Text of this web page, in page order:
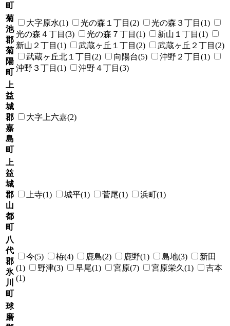
町
菊
池
郡
菊
陽
町
大字原水(1) 光の森１丁目(2)
光の森３丁目(1)
光の森４丁目(3)
光の森７丁目(1)
新山１丁目(1)
新山２丁目(1)
武蔵ヶ丘１丁目(2)
武蔵ヶ丘２丁目(2)
武蔵ヶ丘北１丁目(2)
向陽台(5)
沖野２丁目(1)
沖野３丁目(1)
沖野４丁目(3)
上
益
城
郡
嘉
島
町
大字上六嘉(2)
上
益
城
郡
山
都
町
上寺(1) 城平(1) 菅尾(1) 浜町(1)
八
代
郡
氷
川
町
今(5) 栫(4) 鹿島(2) 鹿野(1) 島地(3)
新田
(1)
野津(3) 早尾(1) 宮原(7) 宮原栄久(1)
吉本
(1)
球
磨